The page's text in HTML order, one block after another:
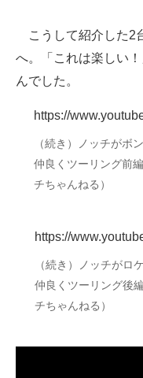
こうして紹介した2
へ。「これは楽しい
んでした。
https://
（続き）ノッチがボ
仲良くツーリング前
チちゃんねる）
https://
（続き）ノッチがロ
仲良くツーリング後
チちゃんねる）